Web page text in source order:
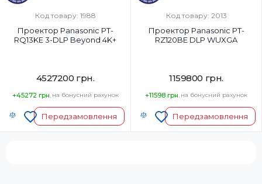
Код товару: 1988
Проектор Panasonic PT-
RQ13KE 3-DLP Beyond 4K+
4527200 грн.
+45272 грн. на бонусний рахунок
Передзамовлення
Код товару: 2013
Проектор Panasonic PT-
RZ120BE DLP WUXGA
1159800 грн.
+11598 грн. на бонусний рахунок
Передзамовлення